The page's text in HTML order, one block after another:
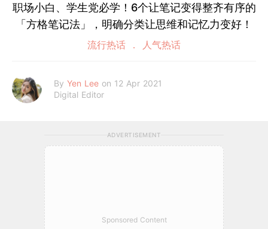
职场小白、学生党必学！6个让笔记变得整齐有序的
「方格笔记法」，明确分类让思维和记忆力变好！
流行热话 人气热话
By Yen Lee on 12 Apr 2021
Digital Editor
ADVERTISEMENT
Sponsored Content